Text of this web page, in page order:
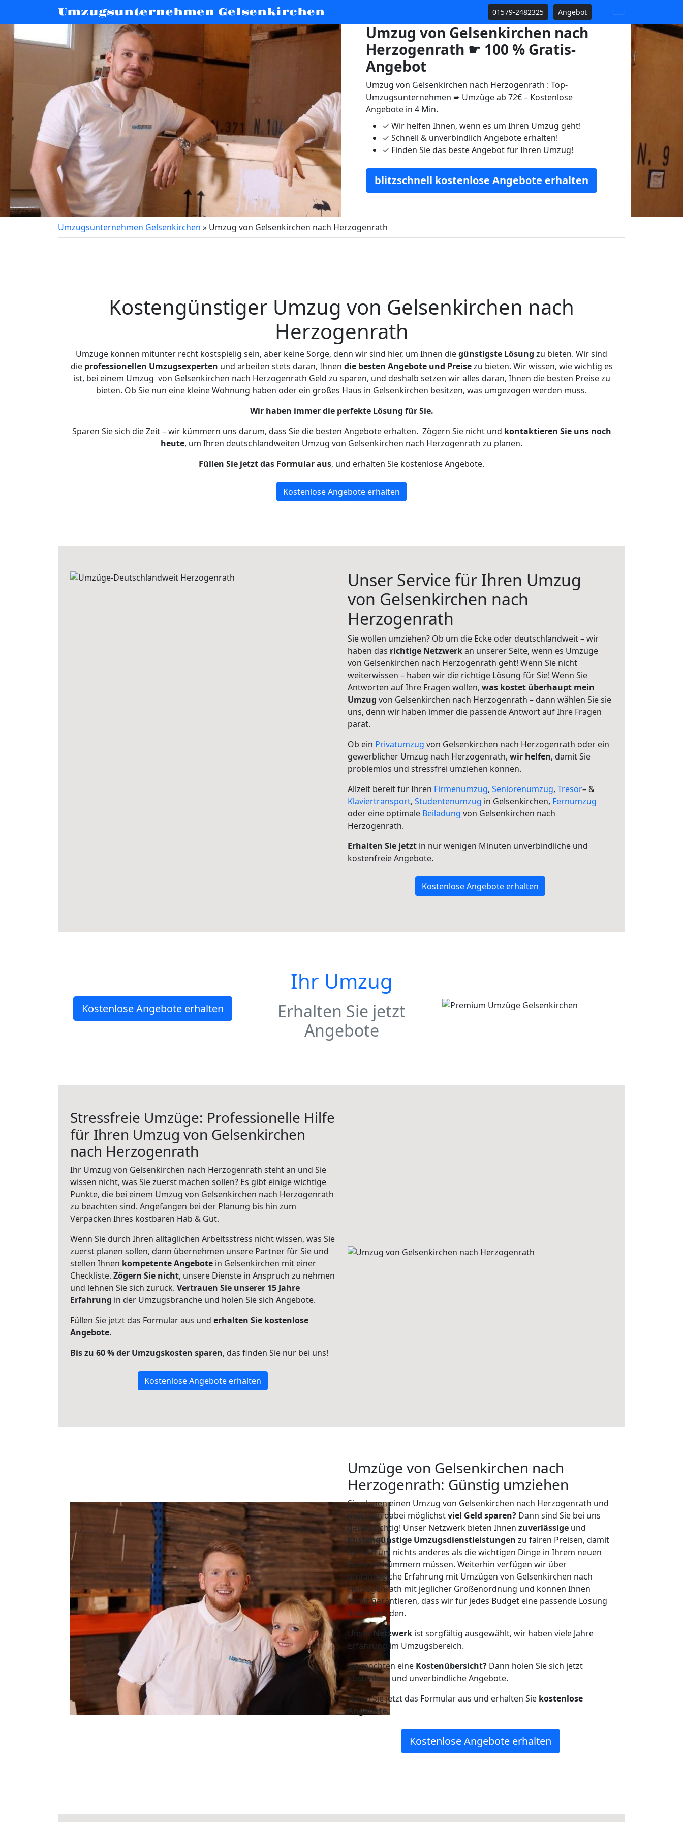
Umzugsunternehmen Gelsenkirchen 01579-2482325 Angebot
Umzug von Gelsenkirchen nach
Herzogenrath ☛ 100 % Gratis-
Angebot
Umzug von Gelsenkirchen nach Herzogenrath : Top-
Umzugsunternehmen ➨ Umzüge ab 72€ – Kostenlose
Angebote in 4 Min.
✓ Wir helfen Ihnen, wenn es um Ihren Umzug geht!
✓ Schnell & unverbindlich Angebote erhalten!
✓ Finden Sie das beste Angebot für Ihren Umzug!
blitzschnell kostenlose Angebote erhalten
Umzugsunternehmen Gelsenkirchen » Umzug von Gelsenkirchen nach Herzogenrath
Kostengünstiger Umzug von Gelsenkirchen nach
Herzogenrath
Umzüge können mitunter recht kostspielig sein, aber keine Sorge, denn wir sind hier, um Ihnen diegünstigste Lösung zu bieten. Wir sind
die professionellen Umzugsexperten und arbeiten stets daran, Ihnen die besten Angebote und Preisezu bieten. Wir wissen, wie wichtig es
ist, bei einem Umzug von Gelsenkirchen nach Herzogenrath Geld zu sparen, und deshalb setzen wir alles daran, Ihnen die besten Preise zu
bieten. Ob Sie nun eine kleine Wohnung haben oder ein großes Haus in Gelsenkirchen besitzen, was umgezogen werden muss.
Wir haben immer die perfekte Lösung für Sie.
Sparen Sie sich die Zeit – wir kümmern uns darum, dass Sie die besten Angebote erhalten. Zögern Sie nicht und kontaktieren Sie uns noch
heute, um Ihren deutschlandweiten Umzug von Gelsenkirchen nach Herzogenrath zu planen.
Füllen Sie jetzt das Formular aus, und erhalten Sie kostenlose Angebote.
Kostenlose Angebote erhalten
Unser Service für Ihren Umzug
von Gelsenkirchen nach
Herzogenrath
Sie wollen umziehen? Ob um die Ecke oder deutschlandweit – wir
haben das richtige Netzwerkan unserer Seite, wenn es Umzüge
von Gelsenkirchen nach Herzogenrath geht! Wenn Sie nicht
weiterwissen – haben wir die richtige Lösung für Sie! Wenn Sie
Antworten auf Ihre Fragen wollen, was kostet überhaupt mein
Umzug von Gelsenkirchen nach Herzogenrath – dann wählen Sie sie
uns, denn wir haben immer die passende Antwort auf Ihre Fragen
parat.
Ob ein Privatumzug von Gelsenkirchen nach Herzogenrath oder ein
gewerblicher Umzug nach Herzogenrath, wir helfen, damit Sie
problemlos und stressfrei umziehen können.
Allzeit bereit für Ihren Firmenumzug, Seniorenumzug, Tresor– &
Klaviertransport, Studentenumzug in Gelsenkirchen, Fernumzug
oder eine optimale Beiladung von Gelsenkirchen nach
Herzogenrath.
Erhalten Sie jetzt in nur wenigen Minuten unverbindliche und
kostenfreie Angebote.
Kostenlose Angebote erhalten
Kostenlose Angebote erhalten
Ihr Umzug
Erhalten Sie jetzt
Angebote
Stressfreie Umzüge: Professionelle Hilfe
für Ihren Umzug von Gelsenkirchen
nach Herzogenrath
Ihr Umzug von Gelsenkirchen nach Herzogenrath steht an und Sie
wissen nicht, was Sie zuerst machen sollen? Es gibt einige wichtige
Punkte, die bei einem Umzug von Gelsenkirchen nach Herzogenrath
zu beachten sind. Angefangen bei der Planung bis hin zum
Verpacken Ihres kostbaren Hab & Gut.
Wenn Sie durch Ihren alltäglichen Arbeitsstress nicht wissen, was Sie
zuerst planen sollen, dann übernehmen unsere Partner für Sie und
stellen Ihnen kompetente Angebote in Gelsenkirchen mit einer
Checkliste. Zögern Sie nicht, unsere Dienste in Anspruch zu nehmen
und lehnen Sie sich zurück. Vertrauen Sie unserer 15 Jahre
Erfahrung in der Umzugsbranche und holen Sie sich Angebote.
Füllen Sie jetzt das Formular aus und erhalten Sie kostenlose
Angebote.
Bis zu 60 % der Umzugskosten sparen, das finden Sie nur bei uns!
Kostenlose Angebote erhalten
Umzüge von Gelsenkirchen nach
Herzogenrath: Günstig umziehen
Sie planen einen Umzug von Gelsenkirchen nach Herzogenrath und
möchten dabei möglichstviel Geld sparen? Dann sind Sie bei uns
genau richtig! Unser Netzwerk bieten Ihnen zuverlässige und
kostengünstige Umzugsdienstleistungen zu fairen Preisen, damit
Sie sich um nichts anderes als die wichtigen Dinge in Ihrem neuen
Zuhause kümmern müssen. Weiterhin verfügen wir über
umfangreiche Erfahrung mit Umzügen von Gelsenkirchen nach
Herzogenrath mit jeglicher Größenordnung und können Ihnen
somit garantieren, dass wir für jedes Budget eine passende Lösung
finden werden.
UnserNetzwerk ist sorgfältig ausgewählt, wir haben viele Jahre
Erfahrung im Umzugsbereich.
Sie möchten eine Kostenübersicht? Dann holen Sie sich jetzt
kostenlose und unverbindliche Angebote.
Füllen Sie jetzt das Formular aus und erhalten Sie kostenlose
Angebote.
Kostenlose Angebote erhalten